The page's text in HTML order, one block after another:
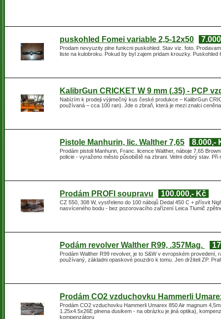
puskohled Fomei variable 2,5-12x50
Prodam nevyuzity plne funkcni puskohled. Stav viz. foto.
liste na kulobroku. Pokud by byl zajem pridam krouzky. Puskohled
KalibrGun CRICKET W 9 mm (.35) - PCP
Nabízím k prodeji výjimečný kus české produkce – KalibrGun
používaná – cca 100 ran). Jde o zbraň, která je mezi znalci
Pistole Manhurin, lic. Walther 7,65 8.000,-
Prodám pistoli Manhurin, Franc. licence Walther, náboje 7,65
policie - vyraženo město působiště na zbrani. Velmi dobrý stav. Při
Prodám PROFI soupravu 100.000,- Kč
CZ 550, 308 W, vystřeleno do 100 nábojů Dedal 450 C + přísvit
nasvíceného bodu - bez pozorovacího zařízení Leica Tlumič
Podám revolver Walther R99, .357Mag.
Prodám Walther R99 revolver, je to S&W v evropském provedení,
používaný, základni opaskové pouzdro k tomu. Jen držiteli ZP.
Prodám CO2 vzduchovku Hammerli
Prodám CO2 vzduchovku Hammerli Umarex 850 Air magnum
1.25x4.5x26E plnena dusikem - na obrázku je jiná optika),
kompenzátoru